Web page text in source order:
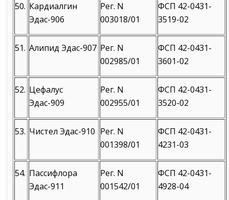
50. Кардиалгин
Эдас-906
Рег. N
003018/01
ФСП 42-0431-
3519-02
51. Алипид Эдас-907 Рег. N
002985/01
ФСП 42-0431-
3601-02
52. Цефалус
Эдас-909
Рег. N
002955/01
ФСП 42-0431-
3520-02
53. Чистел Эдас-910 Рег. N
001398/01
ФСП 42-0431-
4231-03
54. Пассифлора
Эдас-911
Рег. N
001542/01
ФСП 42-0431-
4928-04